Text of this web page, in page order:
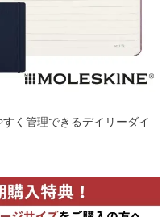
く管理できるデイリーダイ